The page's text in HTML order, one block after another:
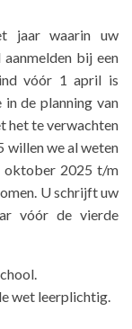
jaar waarin uw
bij een
vóór 1 april is
in de planning van
het te verwachten
willen we al weten
oktober 2025 t/m
U schrijft uw
vóór de vierde
wet leerplichtig.